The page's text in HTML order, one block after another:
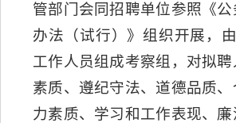
管部门会同招聘单位参照《
办法（试行）》组织开展，
工作人员组成考察组，对拟
素质、遵纪守法、道德品质
力素质、学习和工作表现、